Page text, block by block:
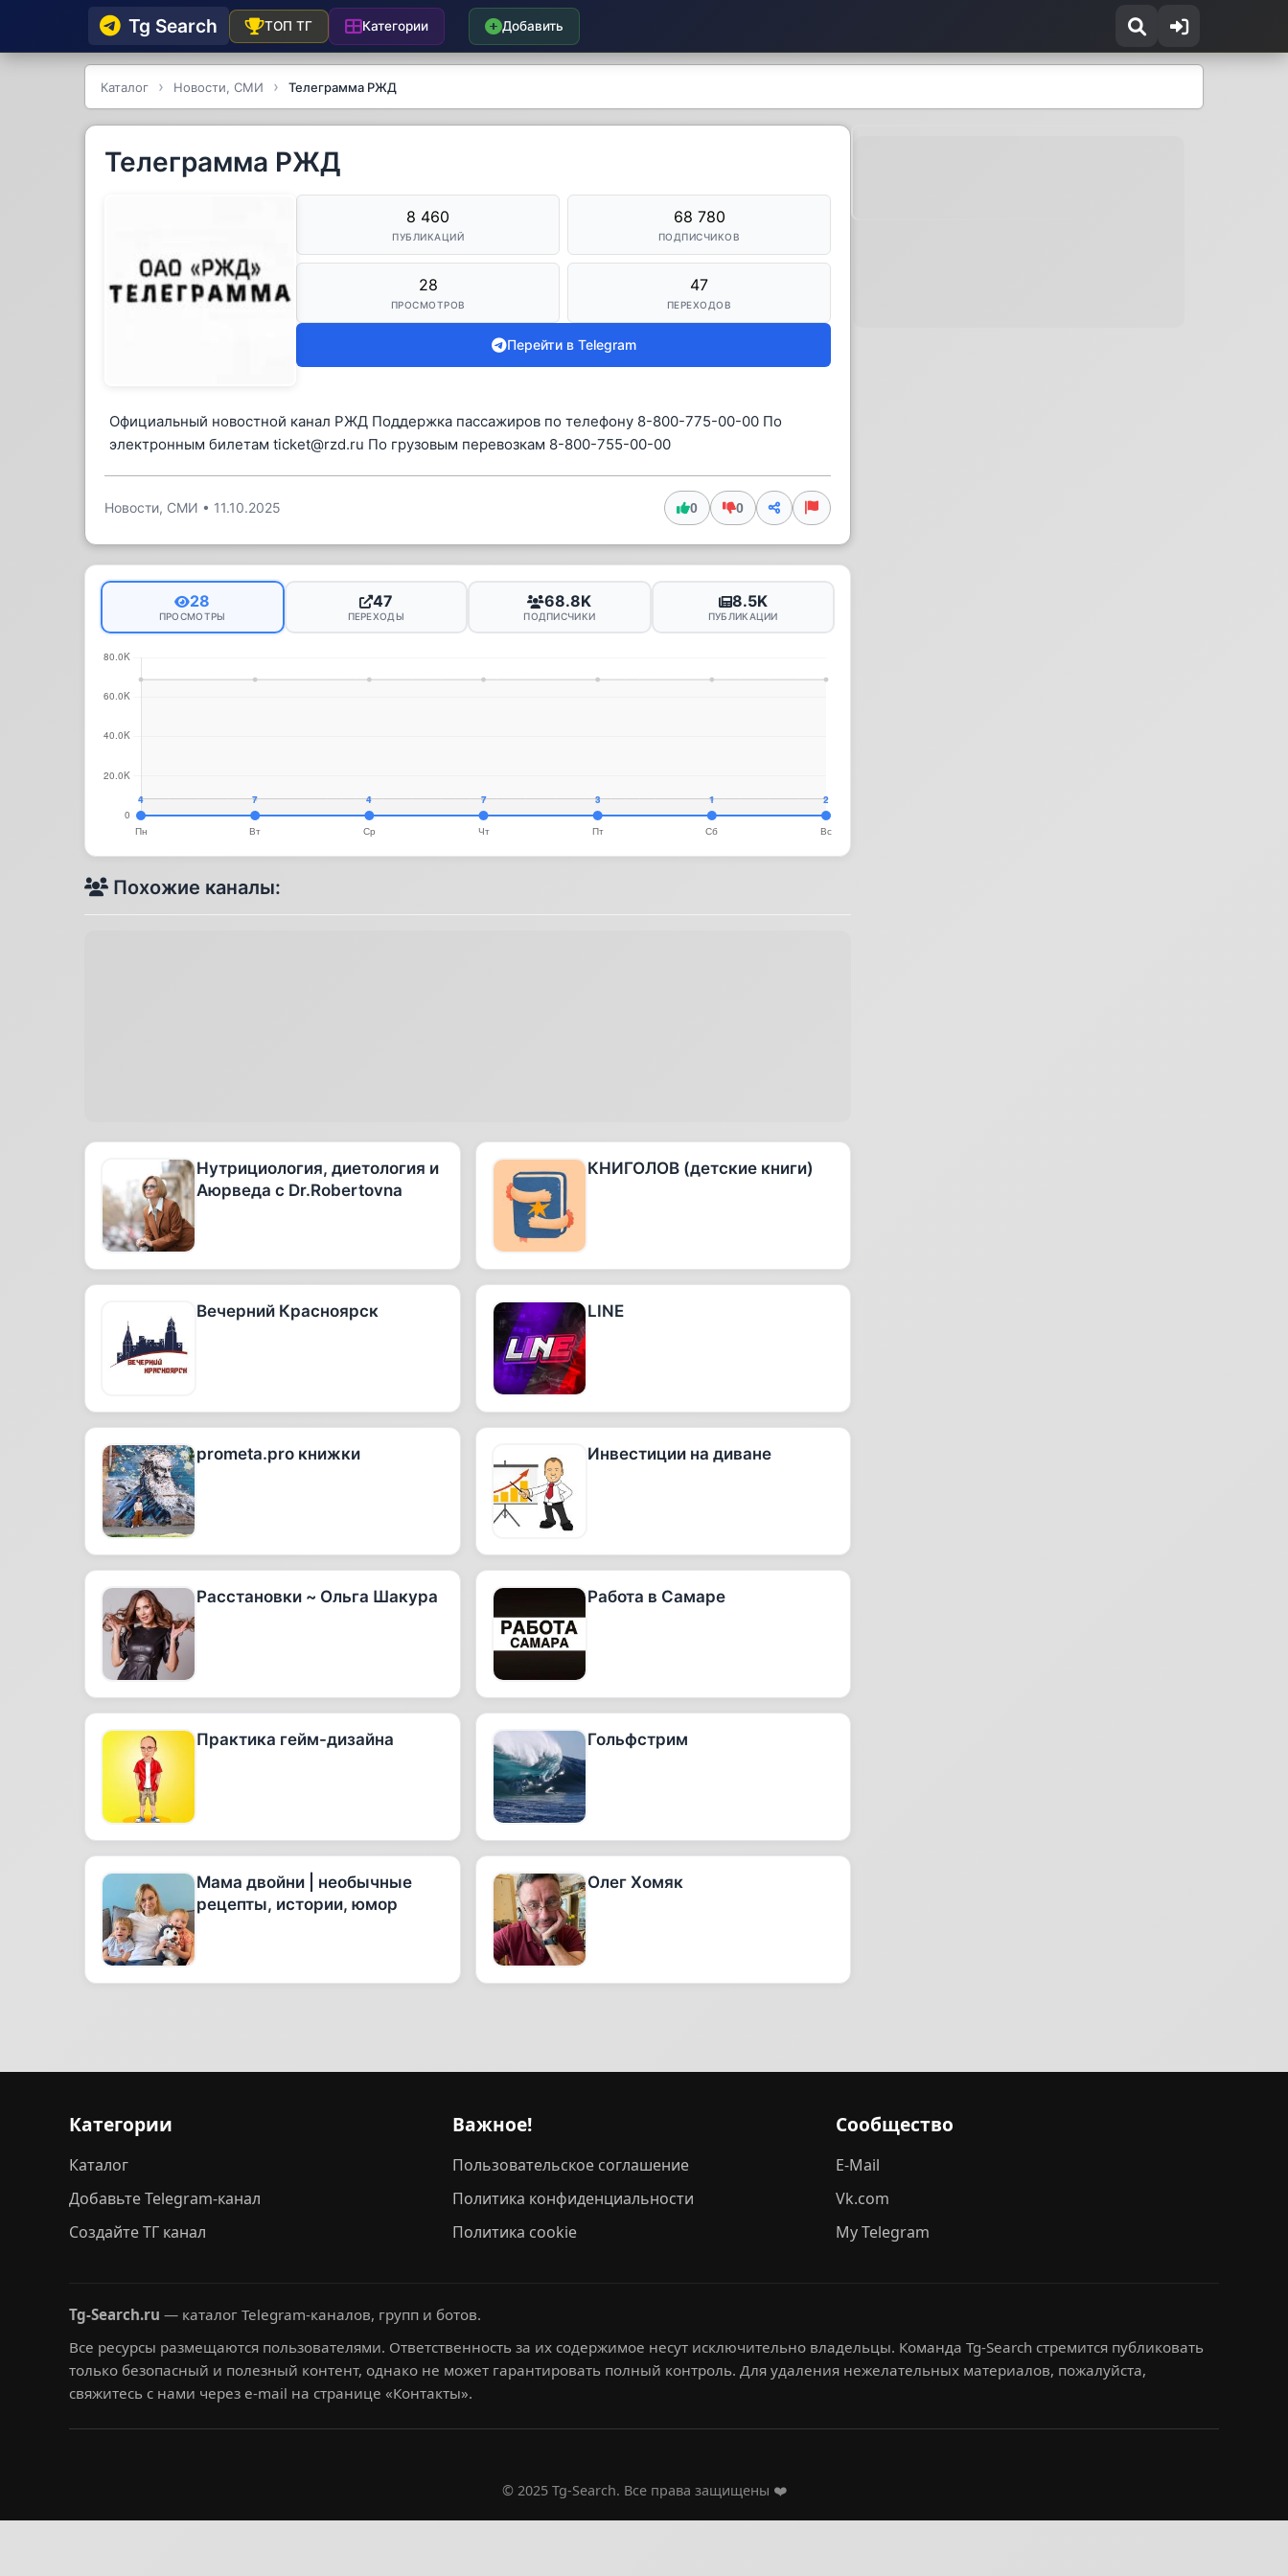
Tg Searсh ТОП ТГ Категории Добавить
Каталог Новости, СМИ Телеграмма РЖД
Телеграмма РЖД
8 460
ПУБЛИКАЦИЙ
68 780
ПОДПИСЧИКОВ
28
ПРОСМОТРОВ
47
ПЕРЕХОДОВ
Перейти в Telegram
Официальный новостной канал РЖД Поддержка пассажиров по телефону 8-800-775-00-00 По
электронным билетам ticket@rzd.ru По грузовым перевозкам 8-800-755-00-00
Новости, СМИ • 11.10.2025 0 0
28
ПРОСМОТРЫ
47
ПЕРЕХОДЫ
68.8K
ПОДПИСЧИКИ
8.5K
ПУБЛИКАЦИИ
Похожие каналы:
Нутрициология, диетология и
Аюрведа с Dr.Robertovna
КНИГОЛОВ (детские книги)
Вечерний Красноярск LINE
prometa.pro книжки Инвестиции на диване
Расстановки ~ Ольга Шакура Работа в Самаре
Практика гейм-дизайна Гольфстрим
Мама двойни | необычные
рецепты, истории, юмор
Олег Хомяк
Категории
Каталог
Добавьте Telegram-канал
Создайте ТГ канал
Важное!
Пользовательское соглашение
Политика конфиденциальности
Политика cookie
Сообщество
E-Mail
Vk.com
My Telegram
Tg-Search.ru — каталог Telegram-каналов, групп и ботов.
Все ресурсы размещаются пользователями. Ответственность за их содержимое несут исключительно владельцы. Команда Tg-Search стремится публиковать
только безопасный и полезный контент, однако не может гарантировать полный контроль. Для удаления нежелательных материалов, пожалуйста,
свяжитесь с нами через e-mail на странице «Контакты».
© 2025 Tg-Search. Все права защищены ❤️